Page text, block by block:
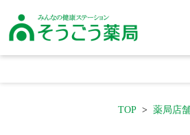
そうごう薬局｜全国の調剤薬局・在宅医療・健康サポート
TOP 薬局店